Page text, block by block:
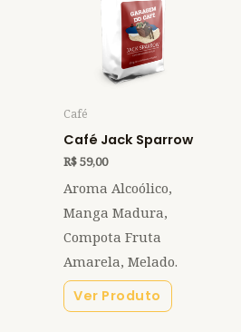
Café
Café Jack Sparrow
R$59,00
Aroma Alcoólico,
Manga Madura,
Compota Fruta
Amarela, Melado.
Ver Produto